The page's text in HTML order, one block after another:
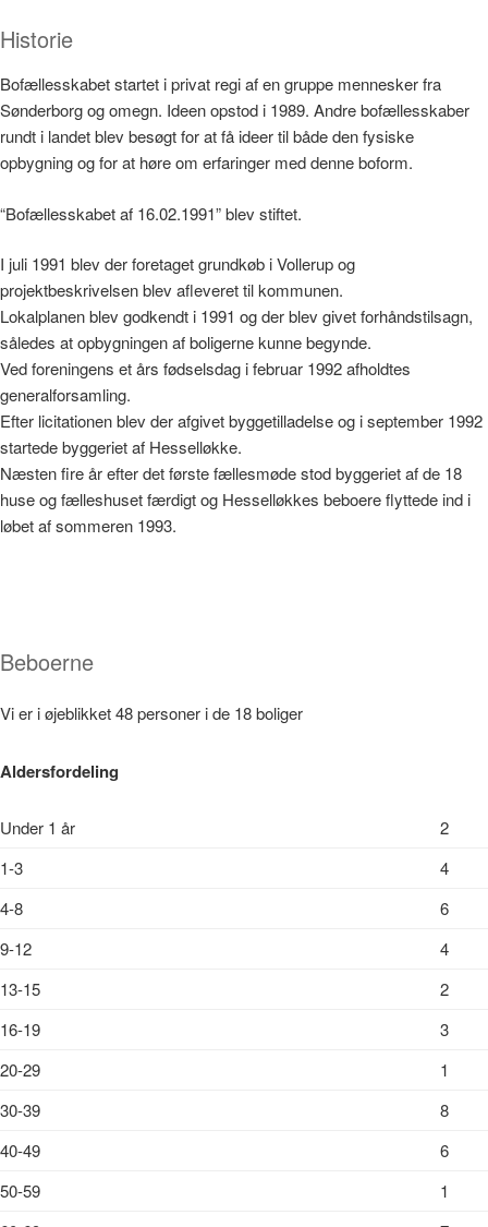
Historie
Bofællesskabet startet i privat regi af en gruppe mennesker fra
Sønderborg og omegn. Ideen opstod i 1989. Andre bofællesskaber
rundt i landet blev besøgt for at få ideer til både den fysiske
opbygning og for at høre om erfaringer med denne boform.
“Bofællesskabet af 16.02.1991” blev stiftet.
I juli 1991 blev der foretaget grundkøb i Vollerup og
projektbeskrivelsen blev afleveret til kommunen.
Lokalplanen blev godkendt i 1991 og der blev givet forhåndstilsagn,
således at opbygningen af boligerne kunne begynde.
Ved foreningens et års fødselsdag i februar 1992 afholdtes
generalforsamling.
Efter licitationen blev der afgivet byggetilladelse og i september 1992
startede byggeriet af Hesselløkke.
Næsten fire år efter det første fællesmøde stod byggeriet af de 18
huse og fælleshuset færdigt og Hesselløkkes beboere flyttede ind i
løbet af sommeren 1993.
Beboerne
Vi er i øjeblikket 48 personer i de 18 boliger
Aldersfordeling
Under 1 år
2
1-3
4
4-8
6
9-12
4
13-15
2
16-19
3
20-29
1
30-39
8
40-49
6
50-59
1